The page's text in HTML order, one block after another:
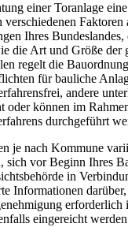
einer Toranlage eine
Faktoren
Ihres
die Art und Größe der
regelt die
für bauliche
andere
oder können im
durchgeführt
je nach Kommune
sich vor Beginn Ihres
in
Informationen
erforderlich
eingereicht